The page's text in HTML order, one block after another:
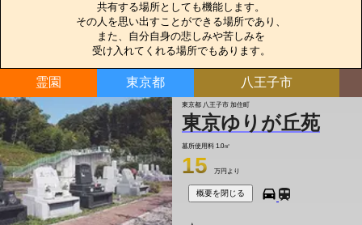
共有する場所としても機能します。
その人を思い出すことができる場所であり、
また、自分自身の悲しみや苦しみを
受け入れてくれる場所でもあります。
霊園 東京都 八王子市
東京都 八王子市 加住町
東京ゆりが丘苑
墓所使用料 1.0㎡
15 万円より
概要を閉じる